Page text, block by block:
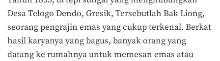
Desa Telogo Dendo, Gresik, Tersebutlah Bak Liong,
seorang pengrajin emas yang cukup terkenal. Berkat
hasil karyanya yang bagus, banyak orang yang
datang ke rumahnya untuk memesan emas atau